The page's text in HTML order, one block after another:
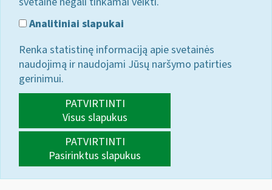
Analitiniai slapukai
Renka statistinę informaciją apie svetainės
naudojimą ir naudojami Jūsų naršymo patirties
gerinimui.
PATVIRTINTI
Visus slapukus
PATVIRTINTI
Pasirinktus slapukus